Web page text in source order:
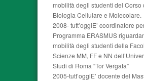
mobilità degli studenti del Corso
Biologia Cellulare e Molecolare.
2008- tutt’oggiE’ coordinatore
Programma ERASMUS
mobilità degli studenti della
Scienze MM, FF e NN
Studi di Roma “Tor Vergata”
2005-tutt’oggiE’ docente del